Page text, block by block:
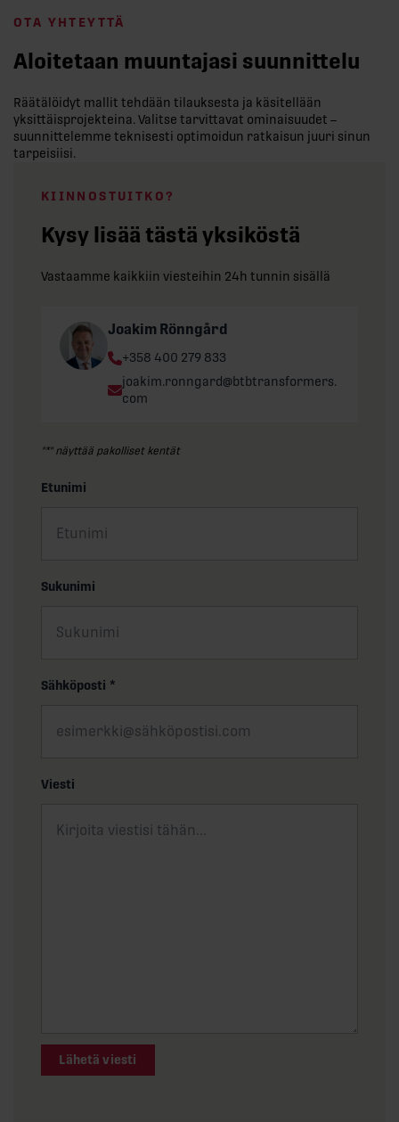
OTA YHTEYTTÄ
Aloitetaan muuntajasi suunnittelu
Räätälöidyt mallit tehdään tilauksesta ja käsitellään
yksittäisprojekteina. Valitse tarvittavat ominaisuudet –
suunnittelemme teknisesti optimoidun ratkaisun juuri sinun
tarpeisiisi.
KIINNOSTUITKO?
Kysy lisää tästä yksiköstä
Vastaamme kaikkiin viesteihin 24h tunnin sisällä
Joakim Rönngård
Phone:
+358 400 279 833
Email:
joakim.ronngard@btbtransformers.
com
"*" näyttää pakolliset kentät
Etunimi
Sukunimi
Sähköposti *
Viesti
Lähetä viesti